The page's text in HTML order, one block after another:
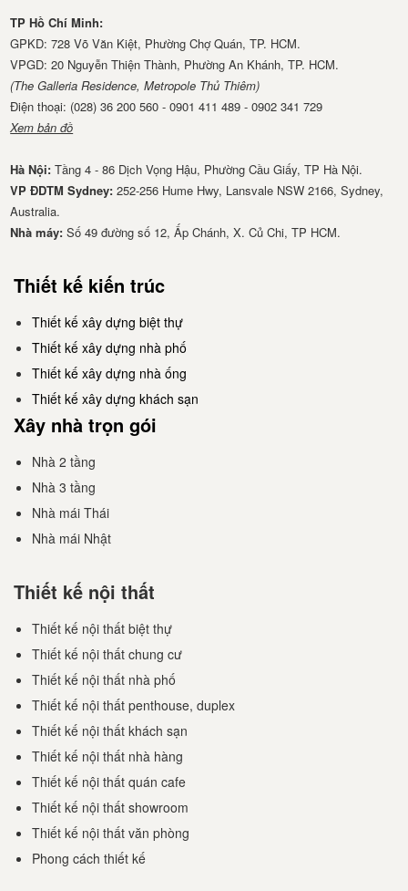
TP Hồ Chí Minh:
GPKD: 728 Võ Văn Kiệt, Phường Chợ Quán, TP. HCM.
VPGD: 20 Nguyễn Thiện Thành, Phường An Khánh, TP. HCM.
(The Galleria Residence, Metropole Thủ Thiêm)
Điện thoại: (028) 36 200 560 - 0901 411 489 - 0902 341 729
Xem bản đồ
Hà Nội:Tầng 4 - 86 Dịch Vọng Hậu, Phường Cầu Giấy, TP Hà Nội.
VP ĐDTM Sydney: 252-256 Hume Hwy, Lansvale NSW 2166, Sydney,
Australia.
Nhà má​y: Số 49 đường số 12, Ấp Chánh, X. Củ Chi, TP HCM.
Thiết kế kiến trúc
Thiết kế xây dựng biệt thự
Thiết kế xây dựng nhà phố
Thiết kế xây dựng nhà ống
Thiết kế xây dựng khách sạn
Xây nhà trọn gói
Nhà 2 tầng
Nhà 3 tầng
Nhà mái Thái
Nhà mái Nhật
Thiết kế nội thất
Thiết kế nội thất biệt thự
Thiết kế nội thất chung cư
Thiết kế nội thất nhà phố
Thiết kế nội thất penthouse, duplex
Thiết kế nội thất khách sạn
Thiết kế nội thất nhà hàng
Thiết kế nội thất quán cafe
Thiết kế nội thất showroom
Thiết kế nội thất văn phòng
Phong cách thiết kế